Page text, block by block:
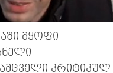
ᲛᲧᲝᲤᲘ
ᲙᲠᲘᲢᲘᲙᲣᲚ